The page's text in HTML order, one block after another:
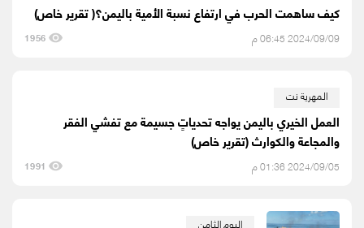
كيف ساهمت الحرب في ارتفاع نسبة الأمية باليمن؟( تقرير خاص)
2024/09/09 06:45 م 1956
المهرية نت
العمل الخيري باليمن يواجه تحدياتٍ جسيمة مع تفشي الفقر
والمجاعة والكوارث (تقرير خاص)
2024/09/05 01:36 م 1991
اليوم الثامن